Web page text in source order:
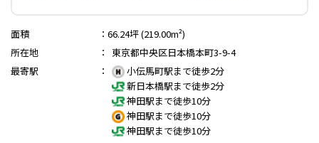
面積 ： 66.24坪 (219.00m²)
所在地
：
東京都中央区日本橋本町3-9-4
最寄駅
：
小伝馬町駅まで徒歩2分
新日本橋駅まで徒歩2分
神田駅まで徒歩10分
神田駅まで徒歩10分
神田駅まで徒歩10分